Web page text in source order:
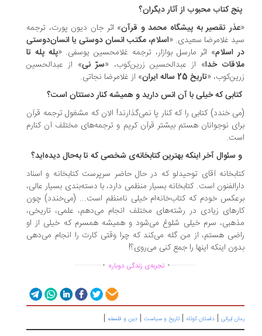
کتاب محبوب از آثار دیگران؟
تقصیر به پیشگاه محمد و قرآن» اثر جان دیون پورت، ترجمه
غلامرضا سعیدی. «اسلام، مکتب انسان دوستی یا انسان‌دوستی
اسلام» اثر مارسل بوازار، ترجمه غلامحسین یوسفی. «پله پله تا
خدا» از عبدالحسین زرین‌کوب، «سرّ ‌نی» از عبدالحسین
«تاریخ 25 ساله ایران
» از غلامرضا نجاتی.
که خیلی با آن انس دارید و همیشه کنار دستتان است؟
خندد) کتابی را که کنار پا نمی‌گذارند! الان که مشغول ترجمه قرآن
نوجوانان هستم بیشتر قرآن کریم و ترجمه‌های مختلف آن کنارم
آخر اینکه بهترین کتابخانه‌ی شخصی که تا به‌حال دیده‌اید؟
آقای توحیدلو که در حال حاضر سرپرست کتابخانه و اسناد
است. کتابخانه بسیار منظمی دارد، با دسته‌بندی بسیار عالی،
خودم که کتاب‌خانه‌ام خیلی نامنظم است... (می‌خندد) چون
زیادی در رشته‌های مختلف انجام می‌دهم، علمی، تاریخی،
سرم خیلی شلوغ می‌شود و همیشه همسرم که خیلی از او
هستم، از من گله می‌کند که چرا وقتی کارت را انجام می‌دهی
اینکه اینها را جمع کنی می‌روی؟!
............... .تجربه‌ی زندگی دوباره ...............
ایرانی|داستان کوتاه|تاریخ و سیاست |دین و فلسفه|